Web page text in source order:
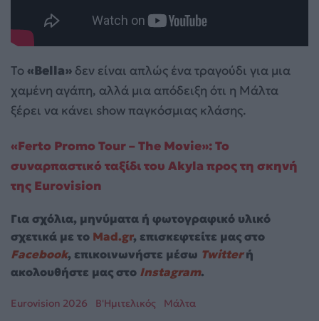
Το«Bella» δεν είναι απλώς ένα τραγούδι για μια
χαμένη αγάπη, αλλά μια απόδειξη ότι η Μάλτα
ξέρει να κάνει show παγκόσμιας κλάσης.
«Ferto Promo Tour – The Movie»: Το
συναρπαστικό ταξίδι του Akyla προς τη σκηνή
της Eurovision
Για σχόλια, μηνύματα ή φωτογραφικό υλικό
σχετικά με το Mad.gr, επισκεφτείτε μας στο
Facebook, επικοινωνήστε μέσω Twitterή
ακολουθήστε μας στο Instagram.
Eurovision 2026 Β'Ημιτελικός Μάλτα